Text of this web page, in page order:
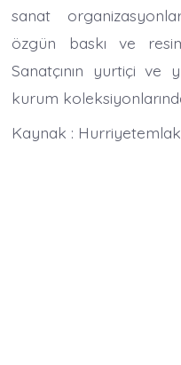
sanat
özgün baskı ve
Sanatçının yurtiçi ve
kurum
Kaynak :